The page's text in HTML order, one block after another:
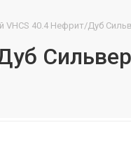
40.4 Нефрит/Дуб
Сильвер